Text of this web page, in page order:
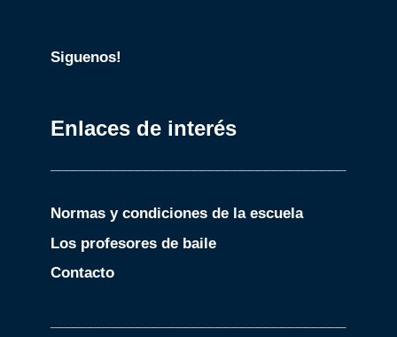
Siguenos!
Enlaces de interés
Normas y condiciones de la escuela
Los profesores de baile
Contacto